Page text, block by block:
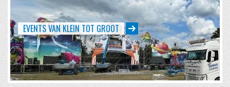
EVENTS VAN KLEIN TOT GROOT